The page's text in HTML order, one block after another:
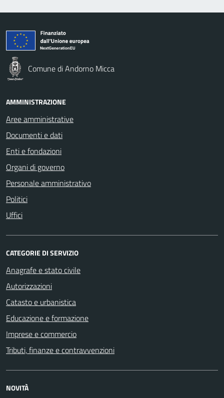
Comune di Andorno Micca
AMMINISTRAZIONE
Aree amministrative
Documenti e dati
Enti e fondazioni
Organi di governo
Personale amministrativo
Politici
Uffici
CATEGORIE DI SERVIZIO
Anagrafe e stato civile
Autorizzazioni
Catasto e urbanistica
Educazione e formazione
Imprese e commercio
Tributi, finanze e contravvenzioni
NOVITÀ